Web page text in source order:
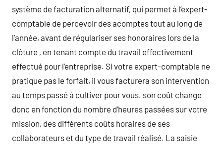
système de facturation alternatif, qui permet à l’expert-
comptable de percevoir des acomptes tout au long de
l’année, avant de régulariser ses honoraires lors de la
clôture , en tenant compte du travail effectivement
effectué pour l’entreprise. Si votre expert-comptable ne
pratique pas le forfait, il vous facturera son intervention
au temps passé à cultiver pour vous. son coût change
donc en fonction du nombre d’heures passées sur votre
mission, des différents coûts horaires de ses
collaborateurs et du type de travail réalisé. La saisie